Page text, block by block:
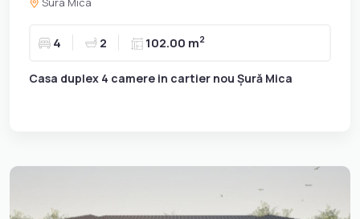
4 2 102.00 m2
Casa duplex 4 camere in cartier nou Șură Mica